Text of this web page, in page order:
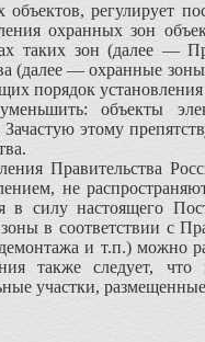
регулирует
охранных зон
таких зон (далее —
(далее — ох­ранные
порядок
объекты
Зачастую этому
Правительства
не
в силу настоящего
в соответствии
и т.п.) можно
также следует,
участки,